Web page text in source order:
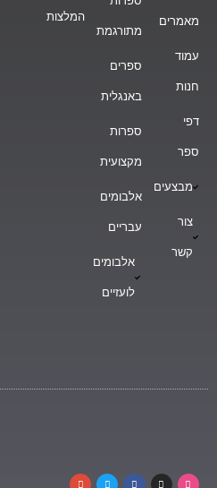
מאמרים
עמוד
חנות
דפי
ספר
מבצעים
צור
קשר
מתורגמת
ספרים
באנגלית
ספרות
מקצועית
אלבומים
עבריים
אלבומים
לועזיים
המלצות
D
I
F
T
G